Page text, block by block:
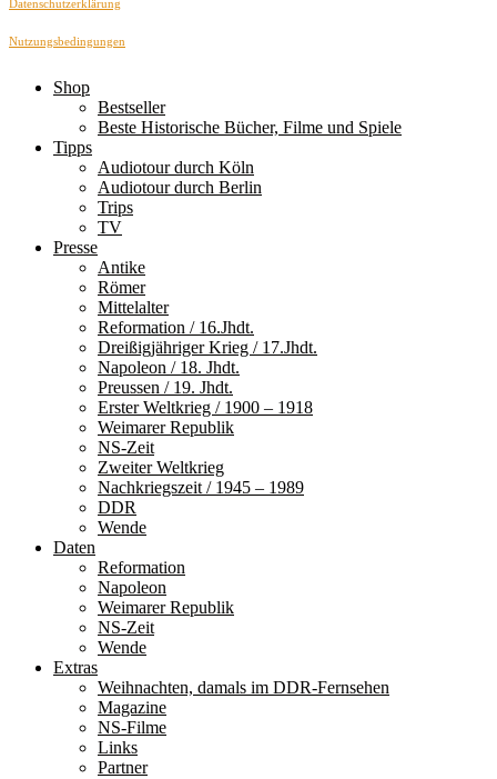
Datenschutzerklärung
Nutzungsbedingungen
Shop
Bestseller
Beste Historische Bücher, Filme und Spiele
Tipps
Audiotour durch Köln
Audiotour durch Berlin
Trips
TV
Presse
Antike
Römer
Mittelalter
Reformation / 16.Jhdt.
Dreißigjähriger Krieg / 17.Jhdt.
Napoleon / 18. Jhdt.
Preussen / 19. Jhdt.
Erster Weltkrieg / 1900 – 1918
Weimarer Republik
NS-Zeit
Zweiter Weltkrieg
Nachkriegszeit / 1945 – 1989
DDR
Wende
Daten
Reformation
Napoleon
Weimarer Republik
NS-Zeit
Wende
Extras
Weihnachten, damals im DDR-Fernsehen
Magazine
NS-Filme
Links
Partner